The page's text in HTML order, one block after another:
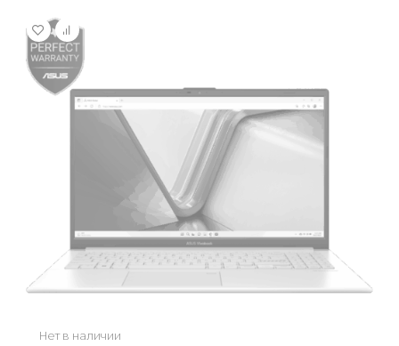
Нет в наличии